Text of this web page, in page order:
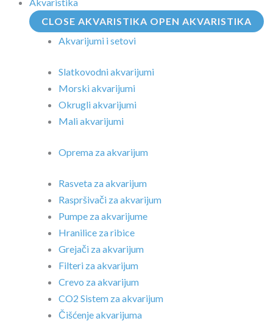
CLOSE AKVARISTIKA OPEN AKVARISTIKA
Akvarijumi i setovi
Slatkovodni akvarijumi
Morski akvarijumi
Okrugli akvarijumi
Mali akvarijumi
Oprema za akvarijum
Rasveta za akvarijum
Raspršivači za akvarijum
Pumpe za akvarijume
Hranilice za ribice
Grejači za akvarijum
Filteri za akvarijum
Crevo za akvarijum
CO2 Sistem za akvarijum
Čišćenje akvarijuma